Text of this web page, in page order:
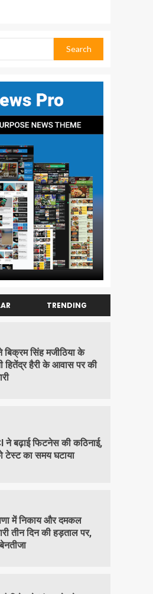
TRENDING
बिक्रम सिंह मजीठिया के
हितेंद्र हैरी के आवास पर की
ने बढ़ाई फिटनेस की कठिनाई,
टेस्ट का समय घटाया
में निकाय और दमकल
तीन दिन की हड़ताल पर,
बेनतीजा